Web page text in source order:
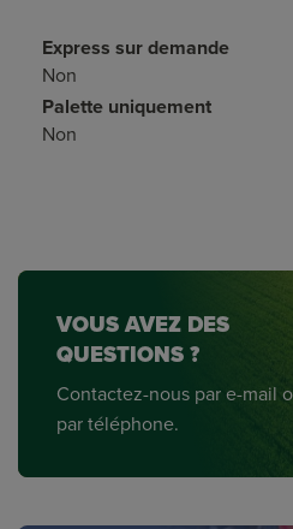
Express sur demande
Non
Palette uniquement
Non
VOUS AVEZ DES
QUESTIONS ?
Contactez-nous par e-mail
par téléphone.